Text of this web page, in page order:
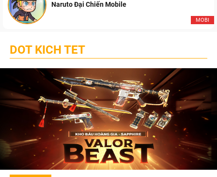
MOBI
Naruto Đại Chiến Mobile
DOT KICH TET